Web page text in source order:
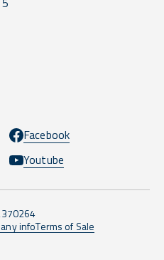
Facebook
Youtube
infoTerms of Sale